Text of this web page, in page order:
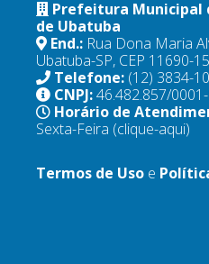
Prefeitura Municipal
de Ubatuba
End.: Rua Dona Maria
Ubatuba-SP, CEP 11690-
Telefone: (12) 3834-
CNPJ:46.482.857/
Horário de
Sexta-Feira (clique-aqui)
Termos de Uso e